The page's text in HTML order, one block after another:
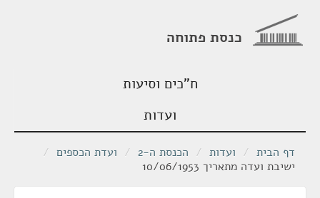
כנסת פתוחה
ח"כים וסיעות
ועדות
דף הבית / ועדות / הכנסת ה-2 / ועדת הכספים /
ישיבת ועדה מתאריך 10/06/1953